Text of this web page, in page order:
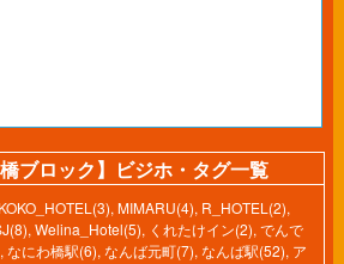
橋ブロック】ビジホ・タグ一覧
KOKO_HOTEL(3), MIMARU(4), R_HOTEL(2),
, Welina_Hotel(5), くれたけイン(2), でんで
, なにわ橋駅(6), なんば元町(7), なんば駅(52), ア